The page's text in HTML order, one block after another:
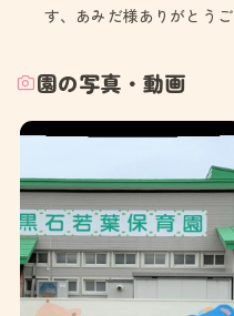
す、あみだ様ありがとうご
園の写真・動画